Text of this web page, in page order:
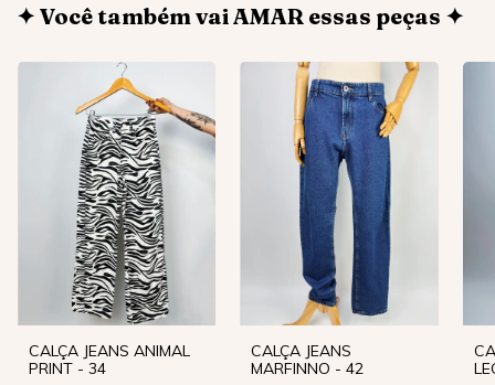
✦ Você também vai AMAR essas peças ✦
CALÇA JEANS ANIMAL
PRINT - 34
CALÇA JEANS
MARFINNO - 42